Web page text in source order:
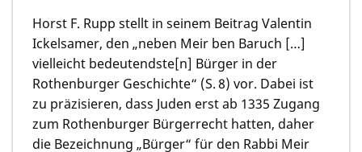
Horst F. Rupp stellt in seinem Beitrag Valentin
Ickelsamer, den „neben Meir ben Baruch […]
vielleicht bedeutendste[n] Bürger in der
Rothenburger Geschichte“ (S. 8) vor. Dabei ist
zu präzisieren, dass Juden erst ab 1335 Zugang
zum Rothenburger Bürgerrecht hatten, daher
die Bezeichnung „Bürger“ für den Rabbi Meir